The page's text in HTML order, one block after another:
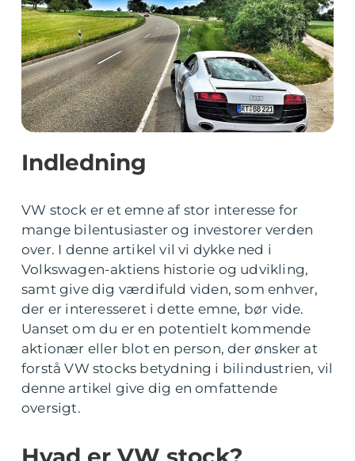
Indledning
VW stock er et emne af stor interesse for
mange bilentusiaster og investorer verden
over. I denne artikel vil vi dykke ned i
Volkswagen-aktiens historie og udvikling,
samt give dig værdifuld viden, som enhver,
der er interesseret i dette emne, bør vide.
Uanset om du er en potentielt kommende
aktionær eller blot en person, der ønsker at
forstå VW stocks betydning i bilindustrien, vil
denne artikel give dig en omfattende
oversigt.